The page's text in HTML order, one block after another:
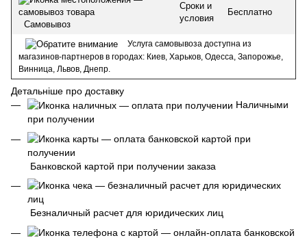
Самовывоз
Сроки и
условия
Бесплатно
Услуга самовывоза доступна из
магазинов-партнеров в городах: Киев, Харьков, Одесса, Запорожье,
Винница, Львов, Днепр.
Детальніше про доставку
Наличными
при получении
Банковской картой при получении заказа
Безналичный расчет для юридических лиц